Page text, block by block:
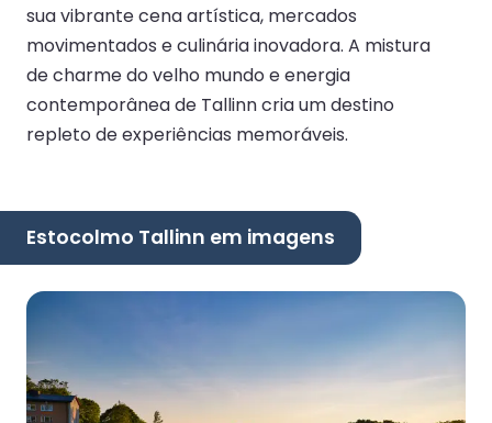
sua vibrante cena artística, mercados
movimentados e culinária inovadora. A mistura
de charme do velho mundo e energia
contemporânea de Tallinn cria um destino
repleto de experiências memoráveis.
Estocolmo Tallinn em imagens